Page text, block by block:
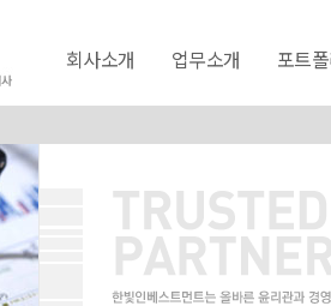
회사소개 업무소개 포트